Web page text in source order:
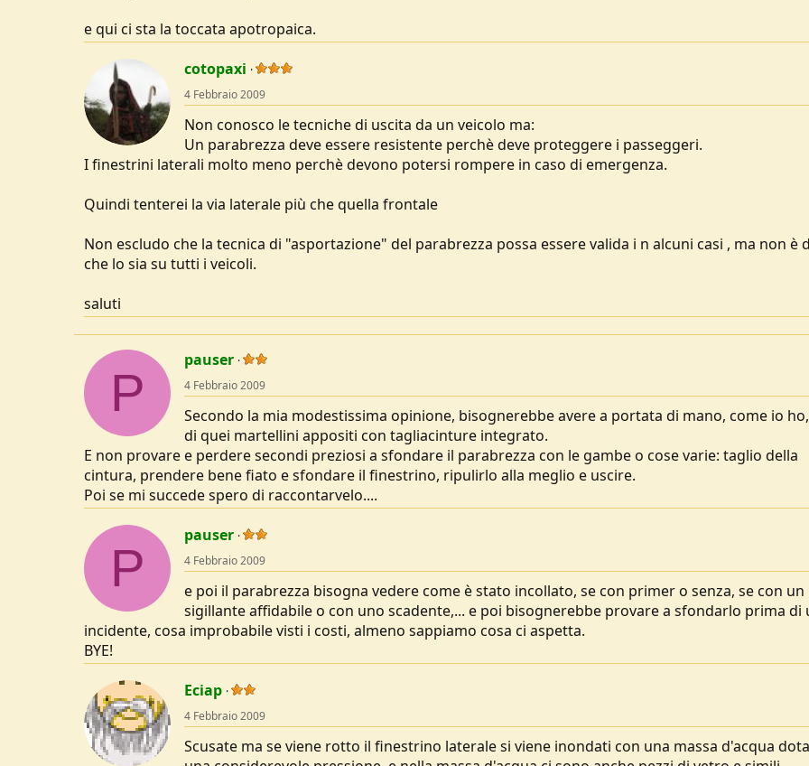
e qui ci sta la toccata apotropaica.
cotopaxi
4 Febbraio 2009
Non conosco le tecniche di uscita da un veicolo ma:
Un parabrezza deve essere resistente perchè deve proteggere i passeggeri.
I finestrini laterali molto meno perchè devono potersi rompere in caso di emergenza.
Quindi tenterei la via laterale più che quella frontale
Non escludo che la tecnica di "asportazione" del parabrezza possa essere valida i n alcuni casi , ma non è
che lo sia su tutti i veicoli.
saluti
P
pauser
4 Febbraio 2009
Secondo la mia modestissima opinione, bisognerebbe avere a portata di mano, come io
di quei martellini appositi con tagliacinture integrato.
E non provare e perdere secondi preziosi a sfondare il parabrezza con le gambe o cose varie: taglio della
cintura, prendere bene fiato e sfondare il finestrino, ripulirlo alla meglio e uscire.
Poi se mi succede spero di raccontarvelo....
P
pauser
4 Febbraio 2009
e poi il parabrezza bisogna vedere come è stato incollato, se con primer o senza, se con un
sigillante affidabile o con uno scadente,... e poi bisognerebbe provare a sfondarlo prima di
incidente, cosa improbabile visti i costi, almeno sappiamo cosa ci aspetta.
BYE!
Eciap
4 Febbraio 2009
Scusate ma se viene rotto il finestrino laterale si viene inondati con una massa d'acqua